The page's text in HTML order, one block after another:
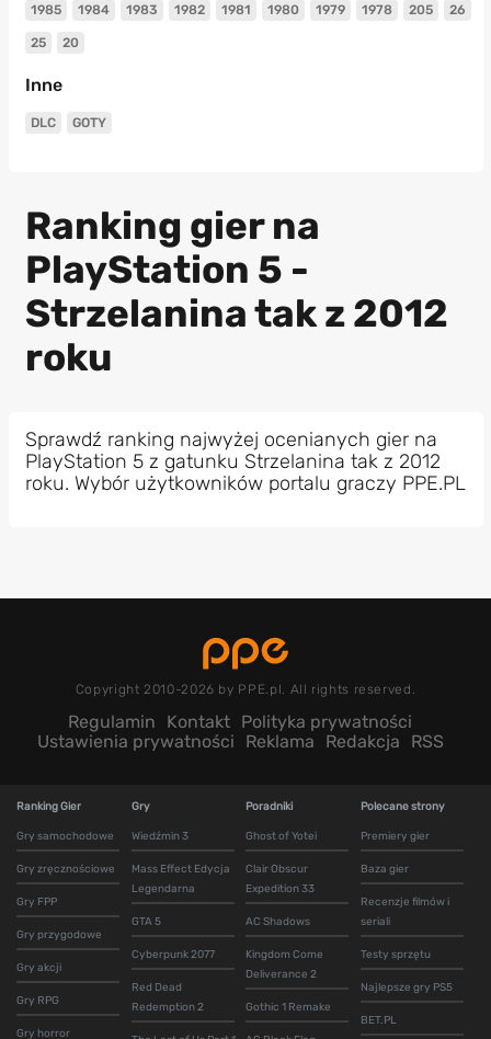
1985 1984 1983 1982 1981 1980 1979 1978 205 26
25 20
Inne
DLC GOTY
Ranking gier na
PlayStation 5 -
Strzelanina tak z 2012
roku
Sprawdź ranking najwyżej ocenianych gier na
PlayStation 5 z gatunku Strzelanina tak z 2012
roku. Wybór użytkowników portalu graczy PPE.PL
Copyright 2010-2026 by PPE.pl. All rights reserved.
Regulamin Kontakt Polityka prywatności
Ustawienia prywatności
Reklama Redakcja RSS
Ranking Gier
Gry samochodowe
Gry zręcznościowe
Gry FPP
Gry przygodowe
Gry akcji
Gry RPG
Gry horror
Gry
Wiedźmin 3
Mass Effect Edycja
Legendarna
GTA 5
Cyberpunk 2077
Red Dead
Redemption 2
Poradniki
Ghost of Yotei
Clair Obscur
Expedition 33
AC Shadows
Kingdom Come
Deliverance 2
Gothic 1 Remake
Polecane strony
Premiery gier
Baza gier
Recenzje filmów i
seriali
Testy sprzętu
Najlepsze gry PS5
BET.PL